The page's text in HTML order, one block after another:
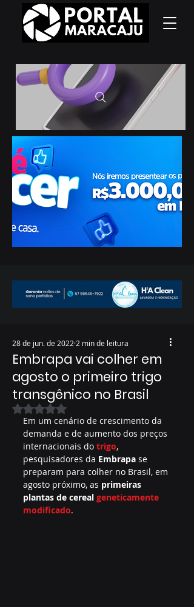
Embrapa vai colher em
agosto o primeiro trigo
transgênico no Brasil
28 de jun. de 2022 2 min de leitura
Avaliado com NaN de 5 estrelas.
Em um cenário de crescimento da
demanda e de aumento dos preços
internacionais do trigo,
pesquisadores da Embrapa se
preparam para colher no Brasil, em
agosto próximo, as primeiras
plantas de cereal geneticamente
modificado.